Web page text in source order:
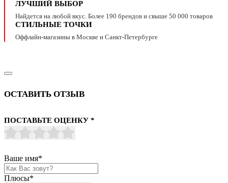
ЛУЧШИЙ ВЫБОР
Найдется на любой вкус. Более 190 брендов и свыше 50 000 товаров
СТИЛЬНЫЕ ТОЧКИ
Оффлайн-магазины в Москве и Санкт-Петербурге
ОСТАВИТЬ ОТЗЫВ
ПОСТАВЬТЕ ОЦЕНКУ *
Ваше имя*
Плюсы*